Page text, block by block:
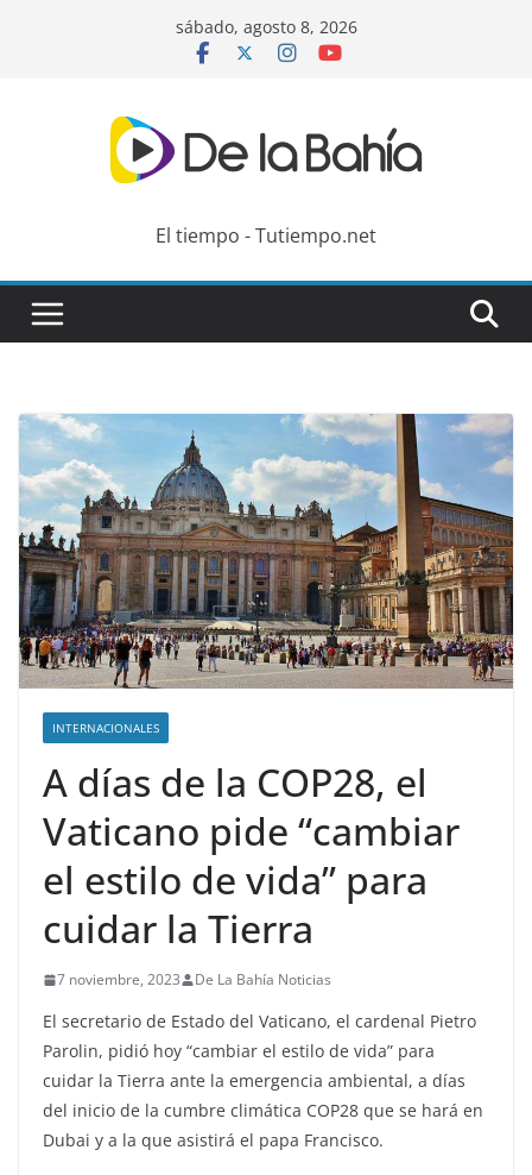
sábado, agosto 8, 2026
El tiempo - Tutiempo.net
INTERNACIONALES
A días de la COP28, el
Vaticano pide “cambiar
el estilo de vida” para
cuidar la Tierra
7 noviembre, 2023 De La Bahía Noticias
El secretario de Estado del Vaticano, el cardenal Pietro
Parolin, pidió hoy “cambiar el estilo de vida” para
cuidar la Tierra ante la emergencia ambiental, a días
del inicio de la cumbre climática COP28 que se hará en
Dubai y a la que asistirá el papa Francisco.